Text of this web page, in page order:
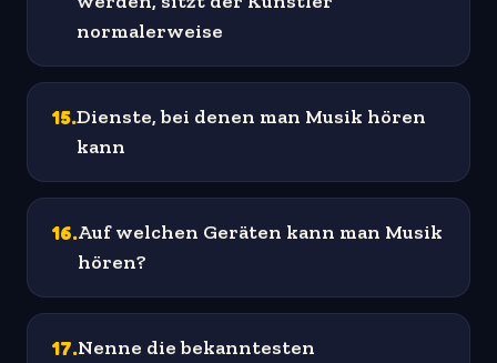
normalerweise
15.Dienste, bei denen man Musik hören
kann
16.Auf welchen Geräten kann man Musik
hören?
17.Nenne die bekanntesten